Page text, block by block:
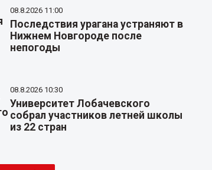
08.8.2026 11:00
Последствия урагана устраняют в
Нижнем Новгороде после
непогоды
08.8.2026 10:30
Университет Лобачевского
собрал участников летней школы
из 22 стран